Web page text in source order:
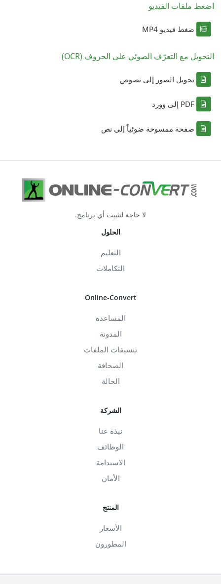
اضغط ملفات الفيديو
ضغط فيديو MP4
التحويل مع التعرّف الضوئي على الحروف (OCR)
تحويل الصور إلى نصوص
PDF إلى وورد
صفحة ممسوحة ضوئياً إلى نص
لا حاجة لتثبيت أي برنامج.
الحلول
التعليم
التكاملات
Online-Convert
المساعدة
المدونة
تنسيقات الملفات
الصحافة
الحالة
الشركة
نبذة عنا
الوظائف
الاستدامة
الأمان
المنتج
الأسعار
المطورون